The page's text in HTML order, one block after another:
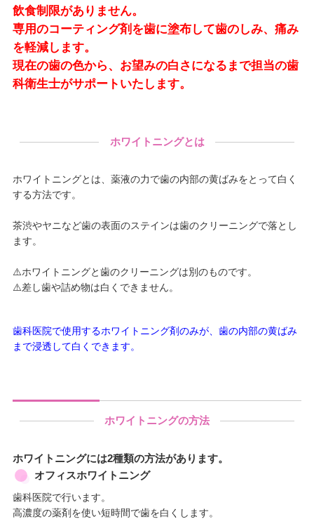
飲食制限がありません。
専用のコーティング剤を歯に塗布して歯のしみ、痛み
を軽減します。
現在の歯の色から、お望みの白さになるまで担当の歯
科衛生士がサポートいたします。
ホワイトニングとは
ホワイトニングとは、薬液の力で歯の内部の黄ばみをとって白く
する方法です。
茶渋やヤニなど歯の表面のステインは歯のクリーニングで落とし
ます。
⚠️ホワイトニングと歯のクリーニングは別のものです。
⚠️差し歯や詰め物は白くできません。
歯科医院で使用するホワイトニング剤のみが、歯の内部の黄ばみ
まで浸透して白くできます。
ホワイトニングの方法
ホワイトニングには2種類の方法があります。
オフィスホワイトニング
歯科医院で行います。
高濃度の薬剤を使い短時間で歯を白くします。